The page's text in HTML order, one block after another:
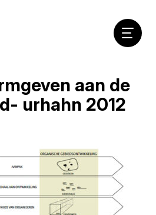
aan de
urhahn 2012